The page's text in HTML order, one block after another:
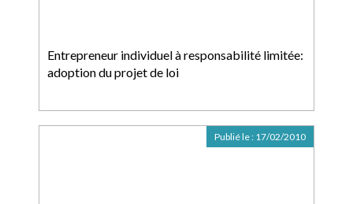
Entrepreneur individuel à responsabilité limitée:
adoption du projet de loi
Publié le : 17/02/2010